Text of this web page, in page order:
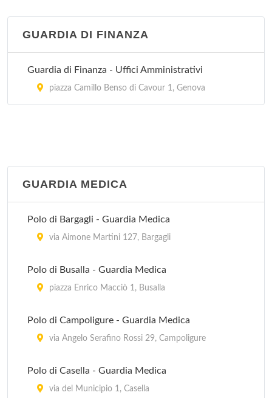
GUARDIA DI FINANZA
Guardia di Finanza - Uffici Amministrativi
piazza Camillo Benso di Cavour 1, Genova
GUARDIA MEDICA
Polo di Bargagli - Guardia Medica
via Aimone Martini 127, Bargagli
Polo di Busalla - Guardia Medica
piazza Enrico Macciò 1, Busalla
Polo di Campoligure - Guardia Medica
via Angelo Serafino Rossi 29, Campoligure
Polo di Casella - Guardia Medica
via del Municipio 1, Casella